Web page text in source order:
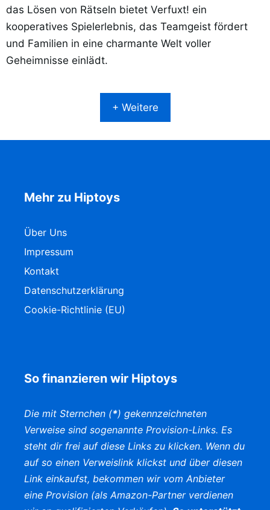
das Lösen von Rätseln bietet Verfuxt! ein
kooperatives Spielerlebnis, das Teamgeist fördert
und Familien in eine charmante Welt voller
Geheimnisse einlädt.
+ Weitere
Mehr zu Hiptoys
Über Uns
Impressum
Kontakt
Datenschutzerklärung
Cookie-Richtlinie (EU)
So finanzieren wir Hiptoys
Die mit Sternchen (*) gekennzeichneten
Verweise sind sogenannte Provision-Links. Es
steht dir frei auf diese Links zu klicken. Wenn du
auf so einen Verweislink klickst und über diesen
Link einkaufst, bekommen wir vom Anbieter
eine Provision (als Amazon-Partner verdienen